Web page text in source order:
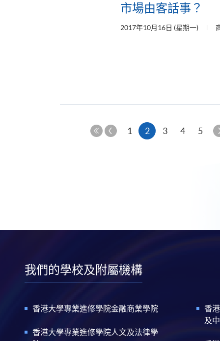
市場由客話事？
2017年10月16日 (星期一)
上
1 2本
3 4 5
我們的學校及附屬機構
香港大學專業進修學院金融商業學院
香港大學專業進修學院人文及法律學
香
及